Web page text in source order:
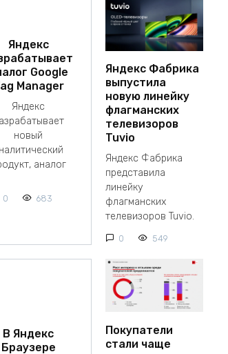
Яндекс
Google
Manager
Яндекс
новый
аналог
0 683
Яндекс Фабрика
выпустила
новую линейку
флагманских
телевизоров
Tuvio
Яндекс Фабрика
представила
линейку
флагманских
телевизоров Tuvio.
0 549
В Яндекс
Браузере
Покупатели
стали чаще